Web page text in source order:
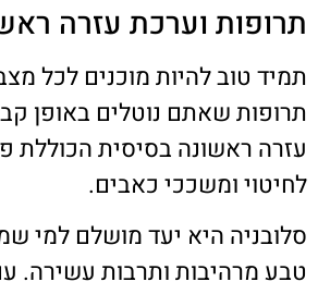
תרופות וערכת עזרה
תמיד טוב להיות מוכנים לכל
תרופות שאתם נוטלים באופן
עזרה ראשונה בסיסית הכוללת
לחיטוי ומשככי כאבים.
סלובניה היא יעד מושלם למי
טבע מרהיבות ותרבות עשירה.